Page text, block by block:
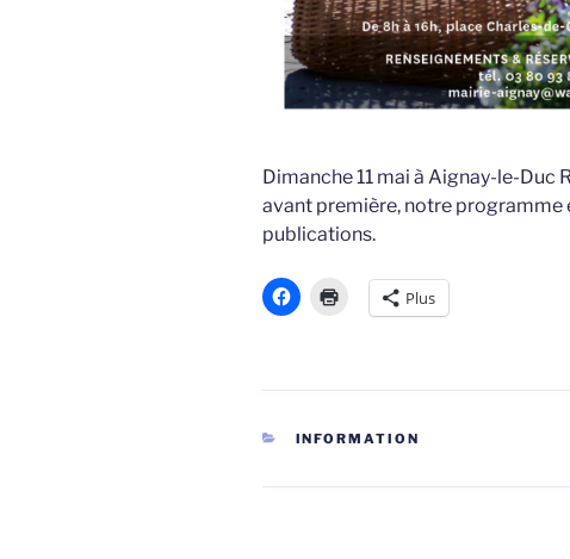
Dimanche 11 mai à Aignay-le-Duc
avant première, notre programme
publications.
Plus
CATÉGORIES
INFORMATION